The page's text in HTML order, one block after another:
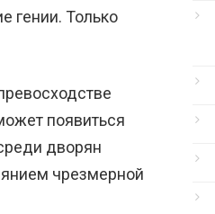
гении. Только
появиться
дворян
чрезмерной